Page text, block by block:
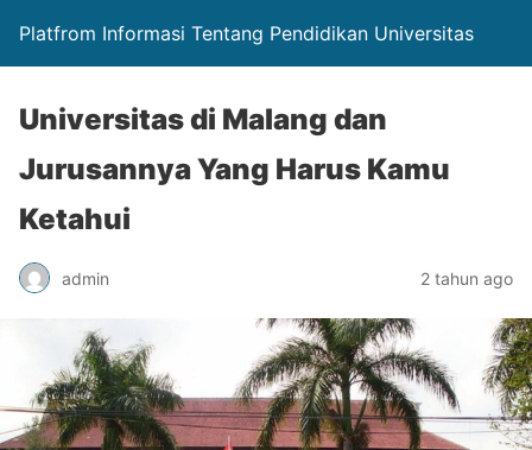
Platfrom Informasi Tentang Pendidikan Universitas
Universitas di Malang dan
Jurusannya Yang Harus Kamu
Ketahui
admin 2 tahun ago